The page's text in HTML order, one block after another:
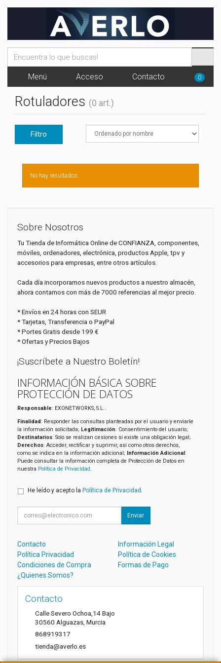
Menú Acceso Contacto 0
Rotuladores (0 art.)
Filtro
No hay resultados.
Sobre Nosotros
Tu Tienda de Informática Online de CONFIANZA, componentes,
móviles, ordenadores, electrónica, productos Apple, tpv y
accesorios para empresas, entre otros artículos.
Cada día incorporamos nuevos productos a nuestro almacén,
ahora contamos con más de 7000 referencias al mejor precio.
* Envíos en 24 horas con SEUR
* Tarjetas, Transferencia o PayPal
* Portes Gratis desde 199 €
* Ofertas y Precios Bajos
¡Suscríbete a Nuestro Boletín!
INFORMACIÓN BÁSICA SOBRE
PROTECCIÓN DE DATOS
Responsable: EXONETWORKS, S.L..
Finalidad: Responder las consultas planteadas por el usuario y enviarle
la información solicitada; Legitimación: Consentimiento del usuario;
Destinatarios: Solo se realizan cesiones si existe una obligación legal;
Derechos: Acceder, rectificar y suprimir, así como otros derechos,
como se indica en la información adicional; Información Adicional:
Puede consultar la información completa de Protección de Datos en
nuestra Política de Privacidad
He leído y acepto la Política de Privacidad .
Enviar
Contacto
Información Legal
Política Privacidad
Política de Cookies
Condiciones de Compra
Formas de Pago
¿Quienes Somos?
Contacto
Calle Severo Ochoa,14 Bajo
30560 Alguazas Murcia
868919317
tienda@averlo.es